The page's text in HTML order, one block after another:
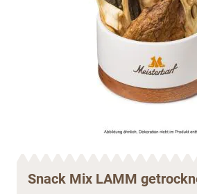
Snack Mix LAMM